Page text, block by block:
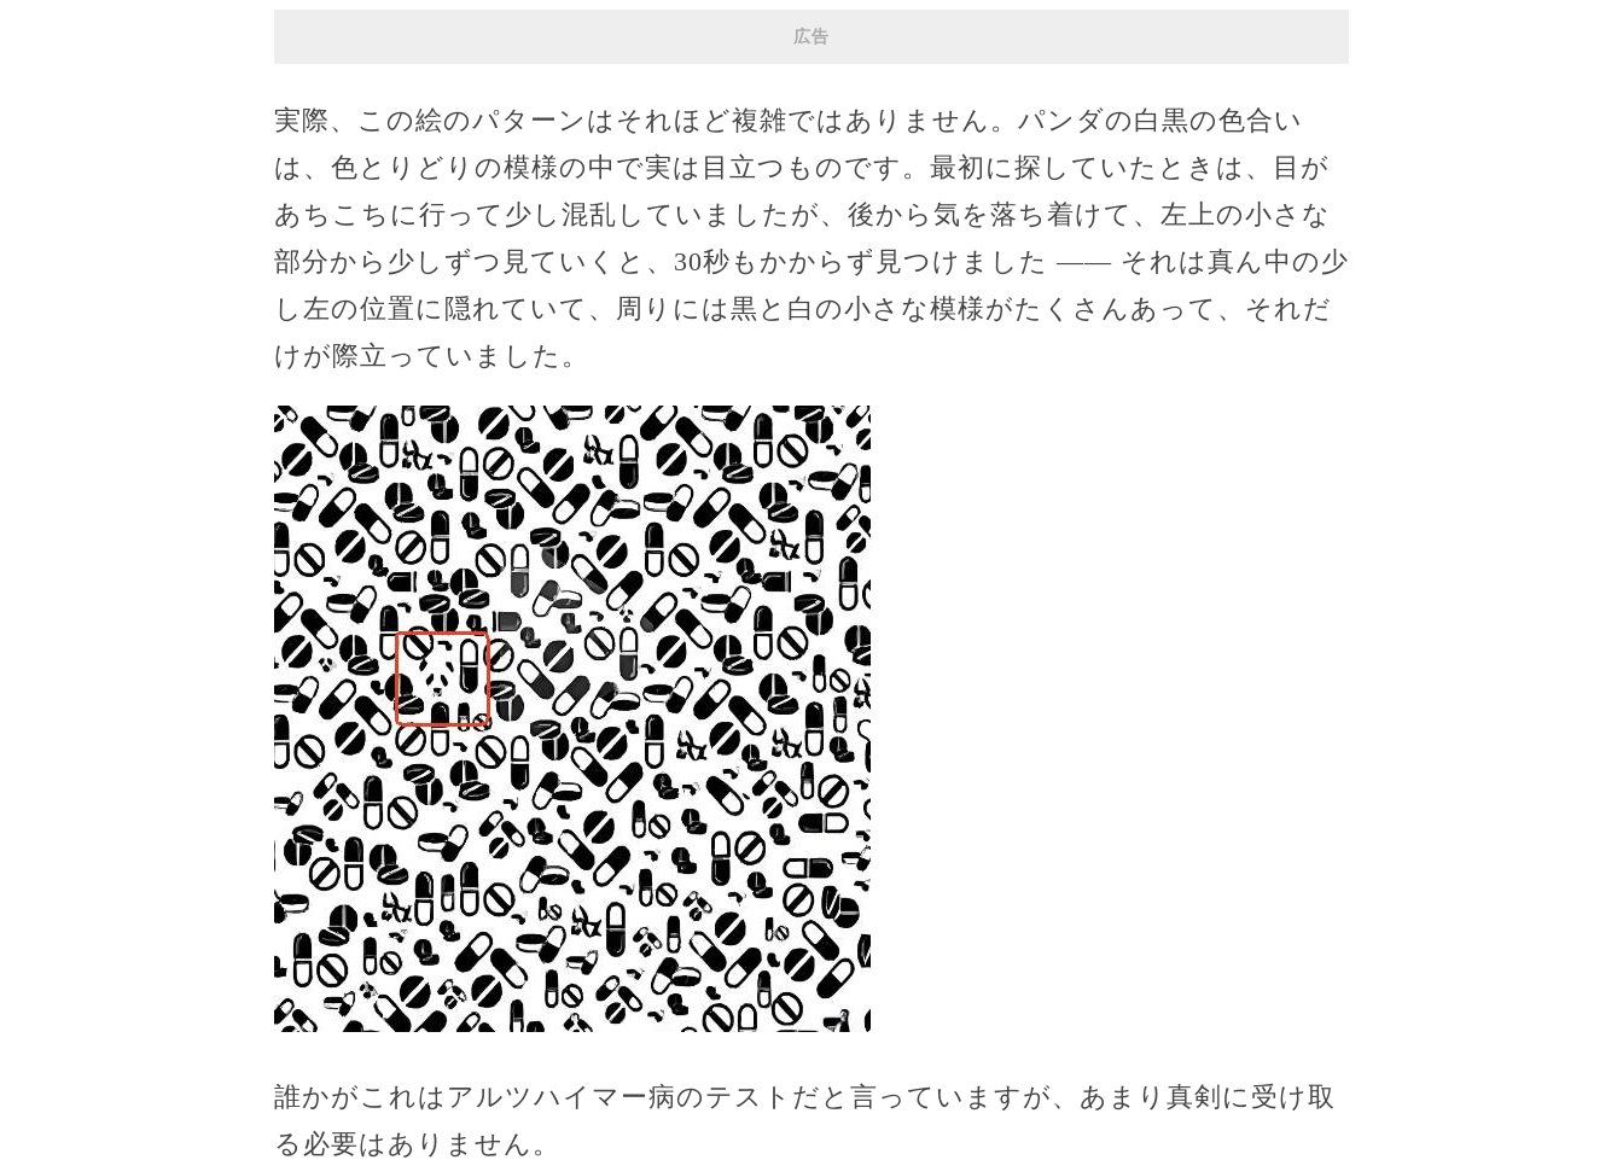
広告
実際、この絵のパターンはそれほど複雑ではありません。パンダの白黒の色合い
は、色とりどりの模様の中で実は目立つものです。最初に探していたときは、目が
あちこちに行って少し混乱していましたが、後から気を落ち着けて、左上の小さな
部分から少しずつ見ていくと、30秒もかからず見つけました —— それは真ん中の少
し左の位置に隠れていて、周りには黒と白の小さな模様がたくさんあって、それだ
けが際立っていました。
誰かがこれはアルツハイマー病のテストだと言っていますが、あまり真剣に受け取
る必要はありません。